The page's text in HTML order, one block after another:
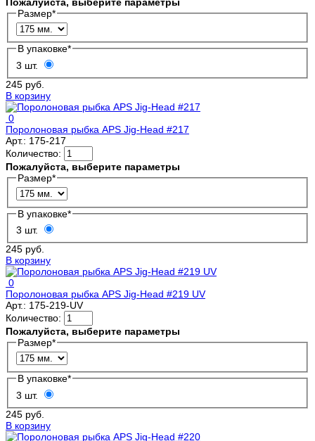
Размер*
В упаковке*
3 шт.
245 руб.
В корзину
0
Поролоновая рыбка APS Jig-Head #217
Арт.: 175-217
Количество:
Пожалуйста, выберите параметры
Размер*
В упаковке*
3 шт.
245 руб.
В корзину
0
Поролоновая рыбка APS Jig-Head #219 UV
Арт.: 175-219-UV
Количество:
Пожалуйста, выберите параметры
Размер*
В упаковке*
3 шт.
245 руб.
В корзину